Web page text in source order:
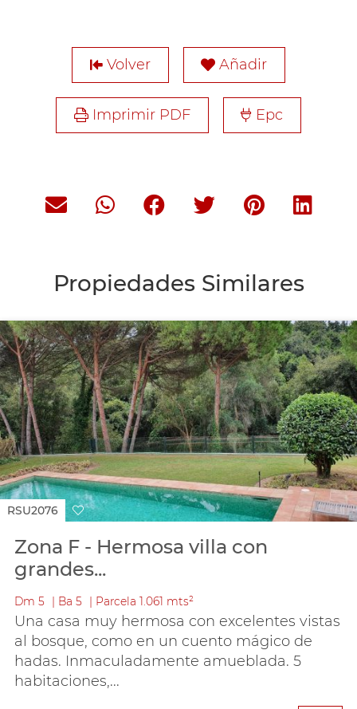
Volver Añadir
Imprimir PDF Epc
Propiedades Similares
RSU2076
Zona F - Hermosa villa con
grandes...
Dm 5 Ba 5 Parcela 1.061 mts²
Una casa muy hermosa con excelentes vistas
al bosque, como en un cuento mágico de
hadas. Inmaculadamente amueblada. 5
habitaciones,...